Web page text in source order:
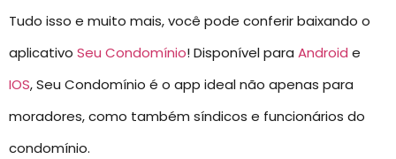
Tudo isso e muito mais, você pode conferir baixando o
aplicativo Seu Condomínio! Disponível para Android e
IOS, Seu Condomínio é o app ideal não apenas para
moradores, como também síndicos e funcionários do
condomínio.